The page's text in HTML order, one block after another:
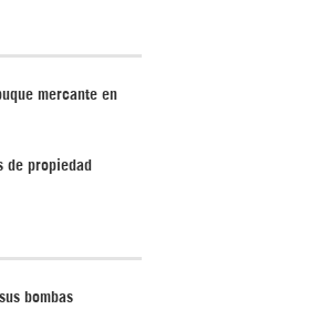
mercante en
de propiedad
bombas